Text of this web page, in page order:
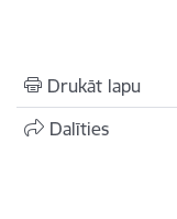
Drukāt lapu
Dalīties